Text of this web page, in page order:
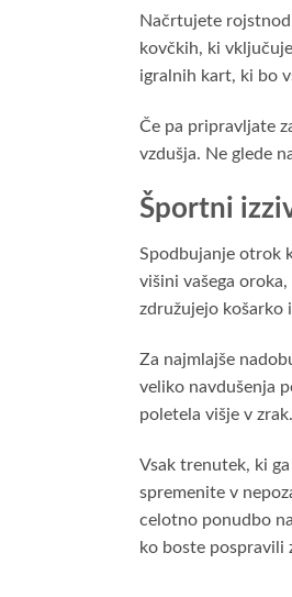
Načrtujete
kovčkih, ki
igralnih kart, ki bo
Če pa pripravljate
vzdušja. Ne glede
Športni
Spodbujanje otrok
višini vašega
združujejo košarko
Za najmlajše
veliko navdušenja
poletela višje v
Vsak trenutek, ki
spremenite v
celotno ponudbo na
ko boste pospravili